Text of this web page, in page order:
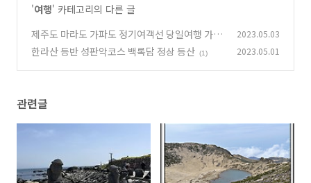
'여행' 카테고리의 다른 글
제주도 마라도 가파도 정기여객선 당일여행 가는
방법 (0)
2023.05.03
한라산 등반 성판악코스 백록담 정상 등산 (1) 2023.05.01
관련글